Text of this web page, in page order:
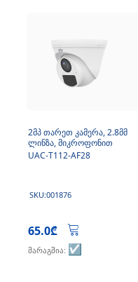
2მპ თარეთ კამერა, 2.8მმ
ლინზა, მიკროფონით
UAC-T112-AF28
SKU:001876
65.0₾
მარაგშია: ☑️